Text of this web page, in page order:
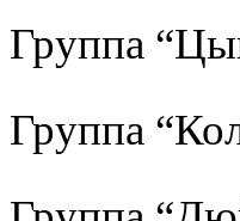
Группа
Группа